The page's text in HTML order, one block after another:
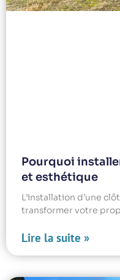
Pourquoi
et esthétique
L’installation d’une
transformer votre
Lire la suite »